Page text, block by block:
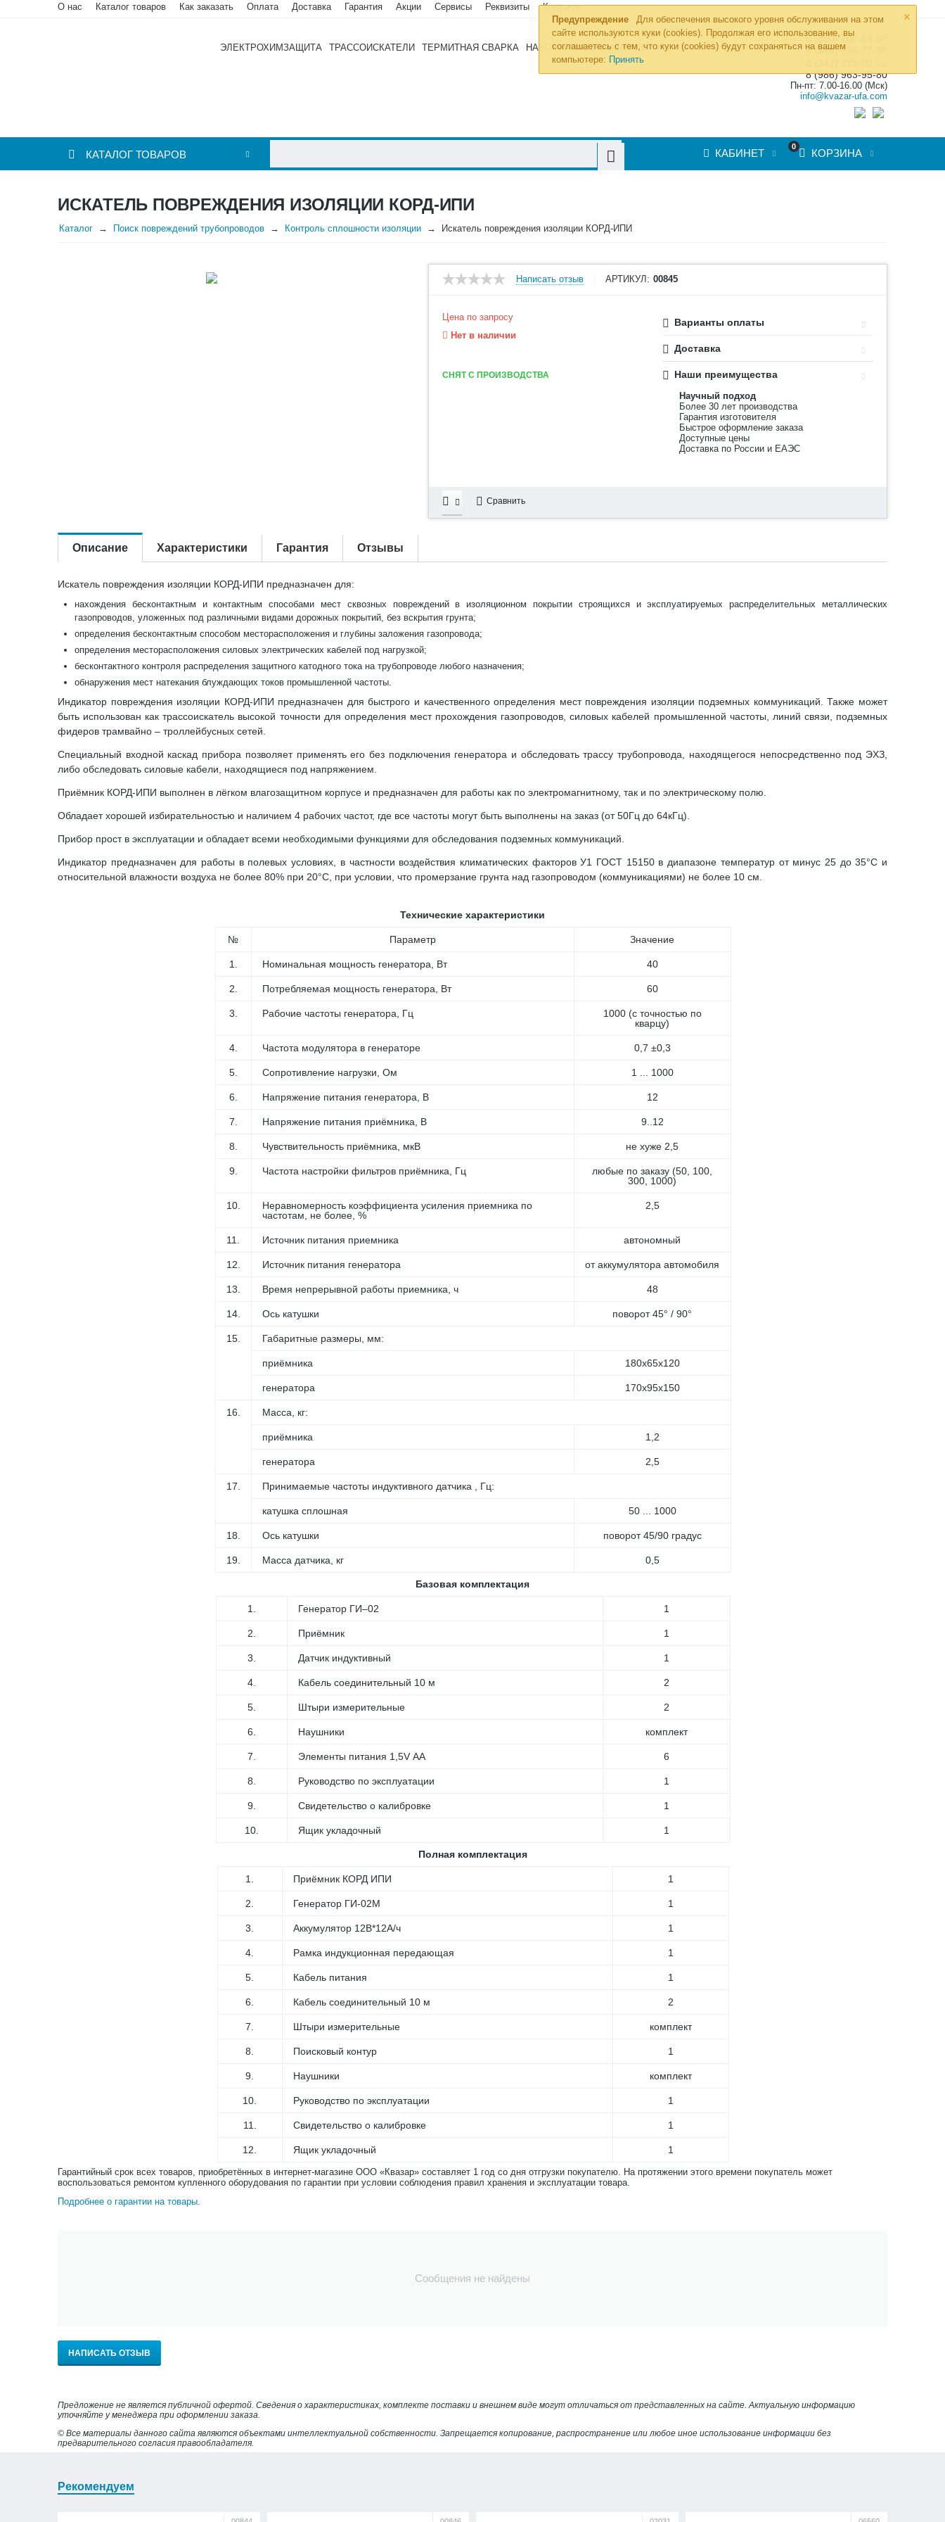
×
Предупреждение
Для обеспечения высокого уровня обслуживания на этом
сайте используются куки (cookies). Продолжая его использование, вы
соглашаетесь с тем, что куки (cookies) будут сохраняться на вашем
компьютере: Принять
О нас Каталог товаров Как заказать Оплата Доставка Гарантия Акции Сервисы Реквизиты Контакты
ЭЛЕКТРОХИМЗАЩИТА ТРАССОИСКАТЕЛИ ТЕРМИТНАЯ СВАРКА НАБОРЫ ИНСТРУМЕНТОВ »
8 (800) 700-19-50
8 (495) 255-77-08
8 (986) 963-95-80
Пн-пт: 7.00-16.00 (Мск)
info@kvazar-ufa.com
КАТАЛОГ ТОВАРОВ
0
КОРЗИНА
КАБИНЕТ
ИСКАТЕЛЬ ПОВРЕЖДЕНИЯ ИЗОЛЯЦИИ КОРД-ИПИ
Каталог Поиск повреждений трубопроводов Контроль сплошности изоляции Искатель повреждения изоляции КОРД-ИПИ
Написать отзыв АРТИКУЛ: 00845
Цена по запросу
Нет в наличии
СНЯТ С ПРОИЗВОДСТВА
Варианты оплаты
Доставка
Наши преимущества
Научный подход
Более 30 лет производства
Гарантия изготовителя
Быстрое оформление заказа
Доступные цены
Доставка по России и ЕАЭС
Сравнить
Описание Характеристики Гарантия Отзывы
Искатель повреждения изоляции КОРД-ИПИ предназначен для:
нахождения бесконтактным и контактным способами мест сквозных повреждений в изоляционном покрытии строящихся и эксплуатируемых распределительных металлических
газопроводов, уложенных под различными видами дорожных покрытий, без вскрытия грунта;
определения бесконтактным способом месторасположения и глубины заложения газопровода;
определения месторасположения силовых электрических кабелей под нагрузкой;
бесконтактного контроля распределения защитного катодного тока на трубопроводе любого назначения;
обнаружения мест натекания блуждающих токов промышленной частоты.
Индикатор повреждения изоляции КОРД-ИПИ предназначен для быстрого и качественного определения мест повреждения изоляции подземных коммуникаций. Также может
быть использован как трассоискатель высокой точности для определения мест прохождения газопроводов, силовых кабелей промышленной частоты, линий связи, подземных
фидеров трамвайно – троллейбусных сетей.
Специальный входной каскад прибора позволяет применять его без подключения генератора и обследовать трассу трубопровода, находящегося непосредственно под ЭХЗ,
либо обследовать силовые кабели, находящиеся под напряжением.
Приёмник КОРД-ИПИ выполнен в лёгком влагозащитном корпусе и предназначен для работы как по электромагнитному, так и по электрическому полю.
Обладает хорошей избирательностью и наличием 4 рабочих частот, где все частоты могут быть выполнены на заказ (от 50Гц до 64кГц).
Прибор прост в эксплуатации и обладает всеми необходимыми функциями для обследования подземных коммуникаций.
Индикатор предназначен для работы в полевых условиях, в частности воздействия климатических факторов У1 ГОСТ 15150 в диапазоне температур от минус 25 до 35°С и
относительной влажности воздуха не более 80% при 20°С, при условии, что промерзание грунта над газопроводом (коммуникациями) не более 10 см.
Техничеcкие характеристики
№ Параметр Значение
1. Номинальная мощность генератора, Вт 40
2. Потребляемая мощность генератора, Вт 60
3. Рабочие частоты генератора, Гц
1000 (с точностью по
кварцу)
4. Частота модулятора в генераторе 0,7 ±0,3
5. Сопротивление нагрузки, Ом 1 ... 1000
6. Напряжение питания генератора, В 12
7. Напряжение питания приёмника, В 9..12
8. Чувствительность приёмника, мкВ не хуже 2,5
9. Частота настройки фильтров приёмника, Гц
любые по заказу (50, 100,
300, 1000)
10.
Неравномерность коэффициента усиления приемника по
частотам, не более, %
2,5
11. Источник питания приемника автономный
12. Источник питания генератора от аккумулятора автомобиля
13. Время непрерывной работы приемника, ч 48
14. Ось катушки поворот 45° / 90°
15. Габаритные размеры, мм:
приёмника 180х65х120
генератора 170х95х150
16. Масса, кг:
приёмника 1,2
генератора 2,5
17. Принимаемые частоты индуктивного датчика , Гц:
катушка сплошная 50 ... 1000
18. Ось катушки поворот 45/90 градус
19. Масса датчика, кг 0,5
Базовая комплектация
1. Генератор ГИ–02 1
2. Приёмник 1
3. Датчик индуктивный 1
4. Кабель соединительный 10 м 2
5. Штыри измерительные 2
6. Наушники комплект
7. Элементы питания 1,5V АА 6
8. Руководство по эксплуатации 1
9. Свидетельство о калибровке 1
10. Ящик укладочный 1
Полная комплектация
1. Приёмник КОРД ИПИ 1
2. Генератор ГИ-02М 1
3. Аккумулятор 12В*12А/ч 1
4. Рамка индукционная передающая 1
5. Кабель питания 1
6. Кабель соединительный 10 м 2
7. Штыри измерительные комплект
8. Поисковый контур 1
9. Наушники комплект
10. Руководство по эксплуатации 1
11. Свидетельство о калибровке 1
12. Ящик укладочный 1
Гарантийный срок всех товаров, приобретённых в интернет-магазине ООО «Квазар» составляет 1 год со дня отгрузки покупателю. На протяжении этого времени покупатель может
воспользоваться ремонтом купленного оборудования по гарантии при условии соблюдения правил хранения и эксплуатации товара.
Подробнее о гарантии на товары
Сообщения не найдены
НАПИСАТЬ ОТЗЫВ
Предложение не является публичной офертой. Сведения о характеристиках, комплекте поставки и внешнем виде могут отличаться от представленных на сайте. Актуальную информацию
уточняйте у менеджера при оформлении заказа.
© Все материалы данного сайта являются объектами интеллектуальной собственности. Запрещается копирование, распространение или любое иное использование информации без
предварительного согласия правообладателя.
Рекомендуем